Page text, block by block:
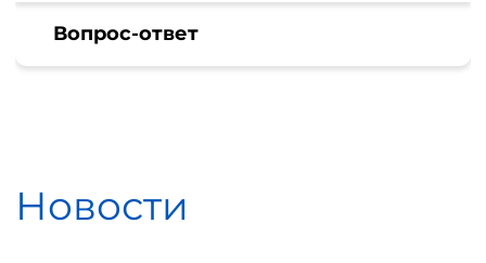
Вопрос-ответ
Новости